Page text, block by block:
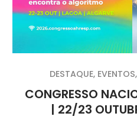
CONGRESSO
| 22/23
DESTAQUE, EVENTOS,